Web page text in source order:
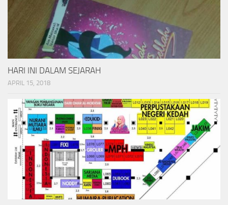
HARI INI DALAM SEJARAH
APRIL 15, 2018